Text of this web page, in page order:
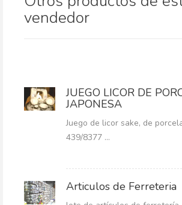
vendedor
JUEGO LICOR DE
JAPONESA
Juego de licor sake, de
439/8377 ...
Articulos de Ferreteria